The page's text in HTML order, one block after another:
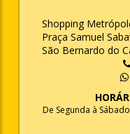
Shopping
Praça Samuel
São Bernardo do
De Segunda à